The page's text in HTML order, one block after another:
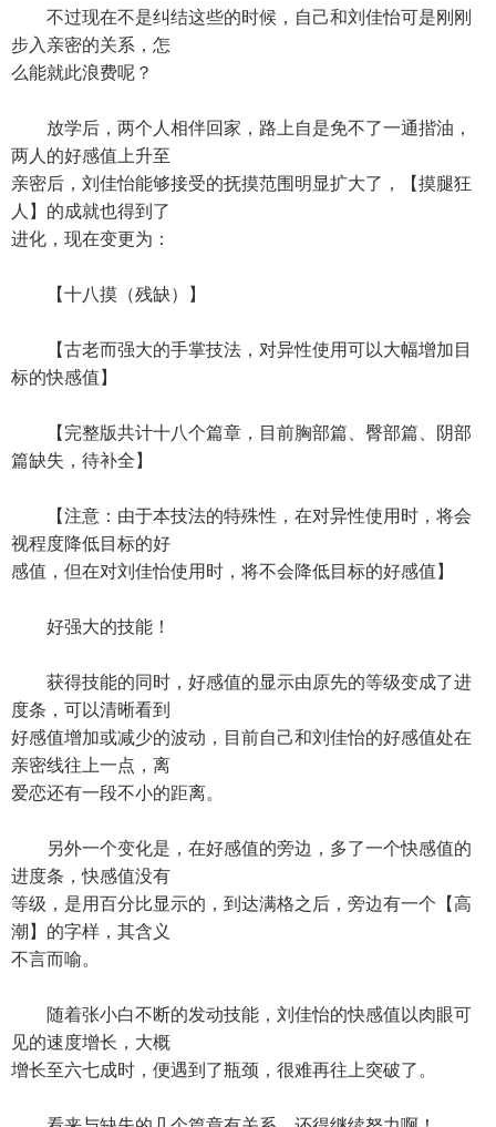
不过现在不是纠结这些的时候，自己和刘佳怡可是刚刚
步入亲密的关系，怎
么能就此浪费呢？
放学后，两个人相伴回家，路上自是免不了一通揩油，
两人的好感值上升至
亲密后，刘佳怡能够接受的抚摸范围明显扩大了，【摸腿狂
人】的成就也得到了
进化，现在变更为：
【十八摸（残缺）】
【古老而强大的手掌技法，对异性使用可以大幅增加目
标的快感值】
【完整版共计十八个篇章，目前胸部篇、臀部篇、阴部
篇缺失，待补全】
【注意：由于本技法的特殊性，在对异性使用时，将会
视程度降低目标的好
感值，但在对刘佳怡使用时，将不会降低目标的好感值】
好强大的技能！
获得技能的同时，好感值的显示由原先的等级变成了进
度条，可以清晰看到
好感值增加或减少的波动，目前自己和刘佳怡的好感值处在
亲密线往上一点，离
爱恋还有一段不小的距离。
另外一个变化是，在好感值的旁边，多了一个快感值的
进度条，快感值没有
等级，是用百分比显示的，到达满格之后，旁边有一个【高
潮】的字样，其含义
不言而喻。
随着张小白不断的发动技能，刘佳怡的快感值以肉眼可
见的速度增长，大概
增长至六七成时，便遇到了瓶颈，很难再往上突破了。